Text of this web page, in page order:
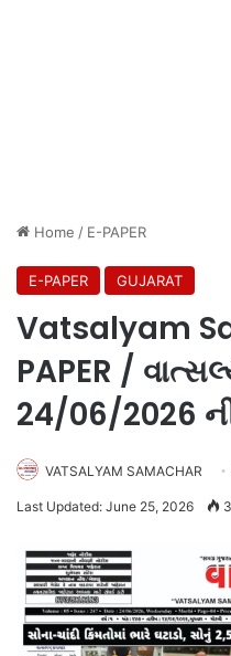
Home / E-PAPER
E-PAPER GUJARAT
Vatsalyam
PAPER /
24/06/2026
VATSALYAM SAMACHAR
Last Updated: June 25, 2026